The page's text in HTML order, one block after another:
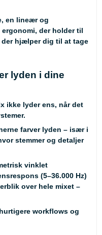
en lineær og
der holder til
hjælper dig til at tage
lyden i dine
ikke lyder ens, når det
farver lyden – især i
stemmer og detaljer
vinklet
(5–36.000 Hz)
over hele mixet –
workflows og